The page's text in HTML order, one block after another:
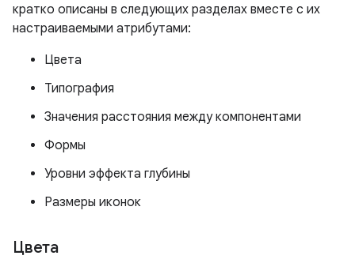
кратко описаны в следующих разделах вместе с их
настраиваемыми атрибутами:
Цвета
Типография
Значения расстояния между компонентами
Формы
Уровни эффекта глубины
Размеры иконок
Цвета